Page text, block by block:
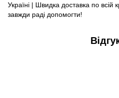
Україні | Швидка доставка по
завжди раді допомогти!